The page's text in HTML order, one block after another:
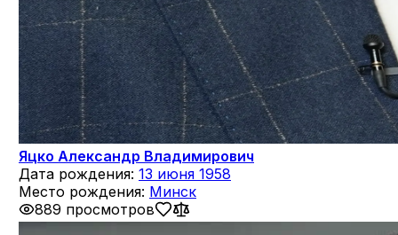
Яцко Александр Владимирович
Дата рождения: 13 июня 1958
Место рождения: Минск
889 просмотров